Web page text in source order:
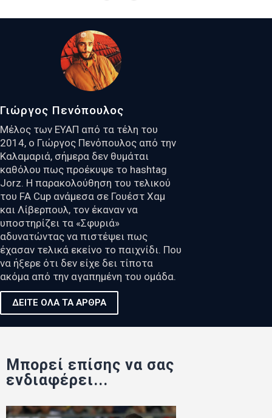
Γιώργος Πενόπουλος
Μέλος των ΕΥΑΠ από τα τέλη του
2014, ο Γιώργος Πενόπουλος από την
Καλαμαριά, σήμερα δεν θυμάται
καθόλου πως προέκυψε το hashtag
Jorz. Η παρακολούθηση του τελικού
του FA Cup ανάμεσα σε Γουέστ Χαμ
και Λίβερπουλ, τον έκαναν να
υποστηρίζει τα «Σφυριά»
αδυνατώντας να πιστέψει πως
έχασαν τελικά εκείνο το παιχνίδι. Που
να ήξερε ότι δεν είχε δει τίποτα
ακόμα από την αγαπημένη του ομάδα.
ΔΕΙΤΕ ΟΛΑ ΤΑ ΑΡΘΡΑ
Μπορεί επίσης να σας
ενδιαφέρει...